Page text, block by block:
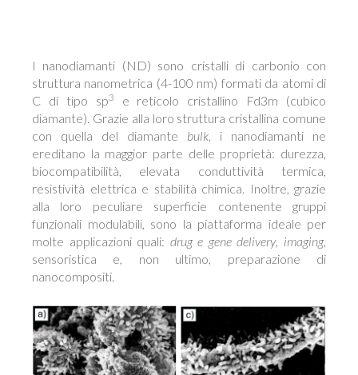
I nanodiamanti (ND) sono cristalli di carbonio con
struttura nanometrica (4-100 nm) formati da atomi di
C di tipo sp3
e reticolo cristallino Fd3m (cubico
diamante). Grazie alla loro struttura cristallina comune
con quella del diamante bulk, i nanodiamanti ne
ereditano la maggior parte delle proprietà: durezza,
biocompatibilità, elevata conduttività termica,
resistività elettrica e stabilità chimica. Inoltre, grazie
alla loro peculiare superficie contenente gruppi
funzionali modulabili, sono la piattaforma ideale per
molte applicazioni quali: drug e gene delivery, imaging,
sensoristica e, non ultimo, preparazione di
nanocompositi.